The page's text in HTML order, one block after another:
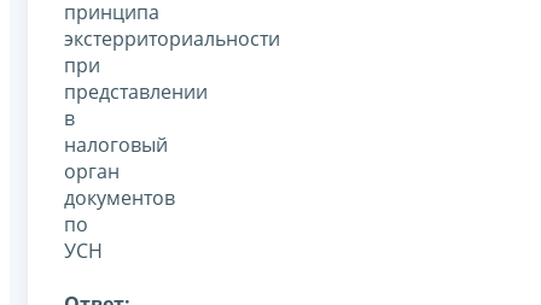
принципа
экстерриториальности
при
представлении
в
налоговый
орган
документов
по
УСН